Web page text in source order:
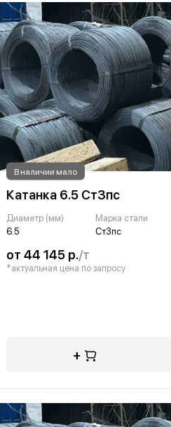
В наличии мало
Катанка 6.5 Ст3пс
Диаметр (мм)
6.5
Марка стали
Ст3пс
от 44 145 р./т
*актуальная цена по запросу
+